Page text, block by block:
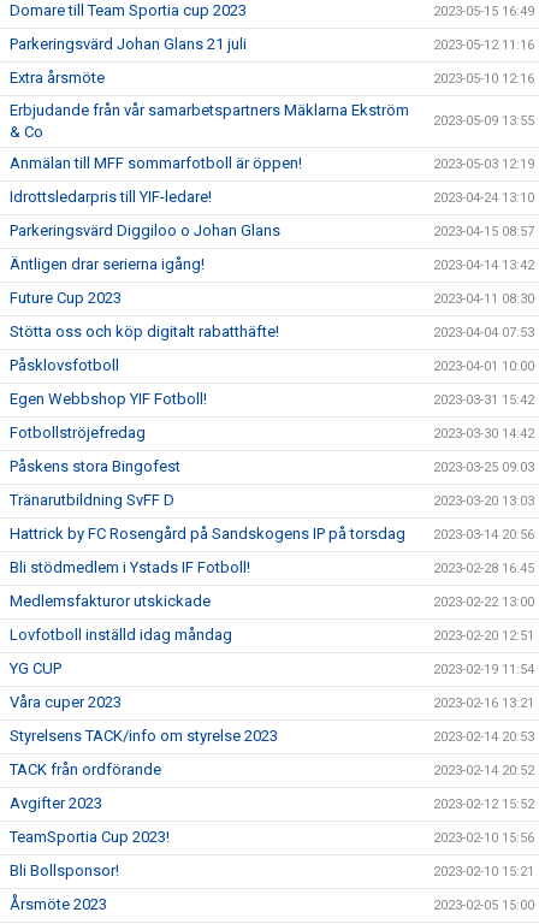
Domare till Team Sportia cup 2023 2023-05-15 16:49
Parkeringsvärd Johan Glans 21 juli 2023-05-12 11:16
Extra årsmöte 2023-05-10 12:16
Erbjudande från vår samarbetspartners Mäklarna Ekström
& Co
2023-05-09 13:55
Anmälan till MFF sommarfotboll är öppen! 2023-05-03 12:19
Idrottsledarpris till YIF-ledare! 2023-04-24 13:10
Parkeringsvärd Diggiloo o Johan Glans 2023-04-15 08:57
Äntligen drar serierna igång! 2023-04-14 13:42
Future Cup 2023 2023-04-11 08:30
Stötta oss och köp digitalt rabatthäfte! 2023-04-04 07:53
Påsklovsfotboll 2023-04-01 10:00
Egen Webbshop YIF Fotboll! 2023-03-31 15:42
Fotbollströjefredag 2023-03-30 14:42
Påskens stora Bingofest 2023-03-25 09:03
Tränarutbildning SvFF D 2023-03-20 13:03
Hattrick by FC Rosengård på Sandskogens IP på torsdag 2023-03-14 20:56
Bli stödmedlem i Ystads IF Fotboll! 2023-02-28 16:45
Medlemsfakturor utskickade 2023-02-22 13:00
Lovfotboll inställd idag måndag 2023-02-20 12:51
YG CUP 2023-02-19 11:54
Våra cuper 2023 2023-02-16 13:21
Styrelsens TACK/info om styrelse 2023 2023-02-14 20:53
TACK från ordförande 2023-02-14 20:52
Avgifter 2023 2023-02-12 15:52
TeamSportia Cup 2023! 2023-02-10 15:56
Bli Bollsponsor! 2023-02-10 15:21
Årsmöte 2023 2023-02-05 15:00